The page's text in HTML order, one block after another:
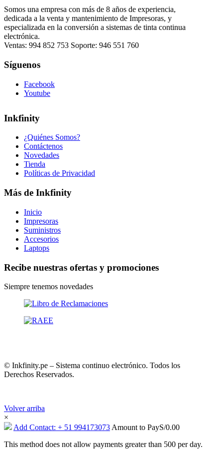
Somos una empresa con más de 8 años de experiencia,
dedicada a la venta y mantenimiento de Impresoras, y
especializada en la conversión a sistemas de tinta continua
electrónica.
Ventas: 994 852 753 Soporte: 946 551 760
Síguenos
Facebook
Youtube
Inkfinity
¿Quiénes Somos?
Contáctenos
Novedades
Tienda
Políticas de Privacidad
Más de Inkfinity
Inicio
Impresoras
Suministros
Accesorios
Laptops
Recibe nuestras ofertas y promociones
Siempre tenemos novedades
© Inkfinity.pe – Sistema continuo electrónico. Todos los
Derechos Reservados.
Volver arriba
×
Add Contact: + 51 994173073 Amount to PayS/0.00
This method does not allow payments greater than 500 per day.